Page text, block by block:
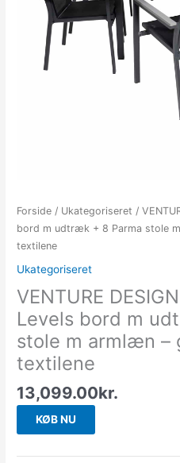
Forside / Ukategoriseret /
bord m udtræk + 8 Parma stole
textilene
Ukategoriseret
VENTURE
Levels bord m
stole m armlæn –
textilene
13,099.00kr.
KØB NU